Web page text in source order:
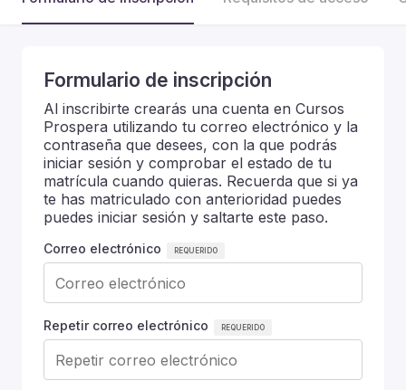
Formulario de inscripción
Al inscribirte crearás una cuenta en Cursos
Prospera utilizando tu correo electrónico y la
contraseña que desees, con la que podrás
iniciar sesión y comprobar el estado de tu
matrícula cuando quieras. Recuerda que si ya
te has matriculado con anterioridad puedes
puedes iniciar sesión y saltarte este paso.
Correo electrónico
Repetir correo electrónico